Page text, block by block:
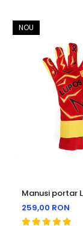
NOU
Manusi portar
259,00 RON